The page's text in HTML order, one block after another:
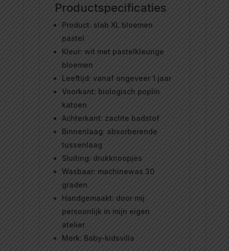
Productspecificaties
Product: slab XL bloemen
pastel
Kleur: wit met pastelkleurige
bloemen
Leeftijd: vanaf ongeveer 1 jaar
Voorkant: biologisch poplin
katoen
Achterkant: zachte badstof
Binnenlaag: absorberende
tussenlaag
Sluiting: drukknoopjes
Wasbaar: machinewas 30
graden
Handgemaakt: door mij
persoonlijk in mijn eigen
atelier
Merk: Baby-kidsvilla